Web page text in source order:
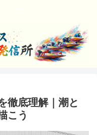
徹底理解｜潮と
こう